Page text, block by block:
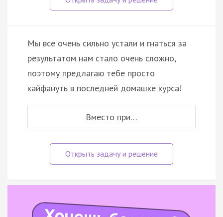
Мы все очень сильно устали и гнаться за
результатом нам стало очень сложно,
поэтому предлагаю тебе просто
кайфануть в последней домашке курса!
Вместо при…